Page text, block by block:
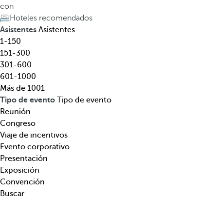
,
d
e
s
t
i
n
o
,
t
e
m
á
t
i
c
a
t
e
c
l
a
d
e
f
l
e
c
h
a
h
a
c
i
con
Hoteles recomendados
Asistentes Asistentes
1-150
151-300
301-600
601-1000
Más de 1001
Tipo de evento Tipo de evento
Reunión
Congreso
Viaje de incentivos
Evento corporativo
Presentación
Exposición
Convención
Buscar